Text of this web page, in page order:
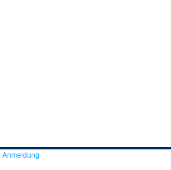
Anmeldung